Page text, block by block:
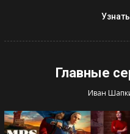
Главные
Иван